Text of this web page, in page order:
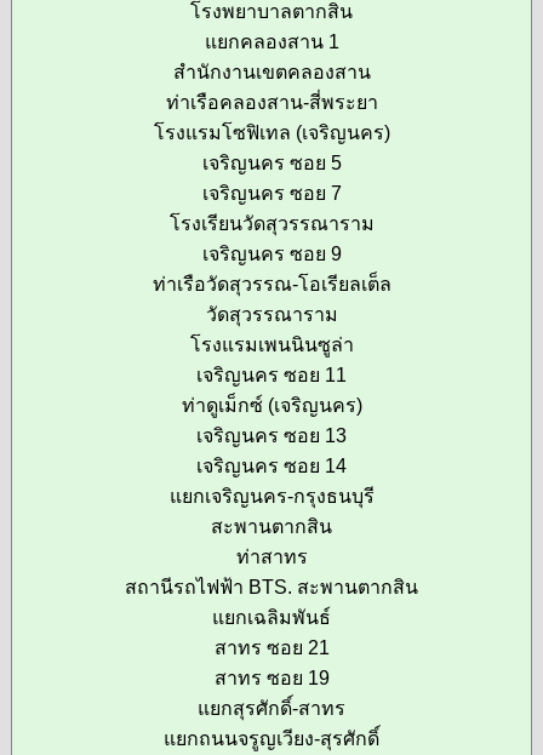
โรงพยาบาลตากสิน
แยกคลองสาน 1
สำนักงานเขตคลองสาน
ท่าเรือคลองสาน-สี่พระยา
โรงแรมโซฟิเทล (เจริญนคร)
เจริญนคร ซอย 5
เจริญนคร ซอย 7
โรงเรียนวัดสุวรรณาราม
เจริญนคร ซอย 9
ท่าเรือวัดสุวรรณ-โอเรียลเต็ล
วัดสุวรรณาราม
โรงแรมเพนนินซูล่า
เจริญนคร ซอย 11
ท่าดูเม็กซ์ (เจริญนคร)
เจริญนคร ซอย 13
เจริญนคร ซอย 14
แยกเจริญนคร-กรุงธนบุรี
สะพานตากสิน
ท่าสาทร
สถานีรถไฟฟ้า BTS. สะพานตากสิน
แยกเฉลิมพันธ์
สาทร ซอย 21
สาทร ซอย 19
แยกสุรศักดิ์-สาทร
แยกถนนจรูญเวียง-สุรศักดิ์